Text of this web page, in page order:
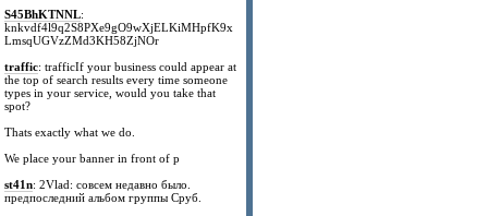
S45BhKTNNL:
knkvdf4l9q2S8PXe9gO9wXjELKiMHpfK9x
LmsqUGVzZMd3KH58ZjNOr
traffic: trafficIf your business could appear at
the top of search results every time someone
types in your service, would you take that
spot?
Thats exactly what we do.
We place your banner in front of p
st41n: 2Vlad: совсем недавно было.
предпоследний альбом группы Сруб.